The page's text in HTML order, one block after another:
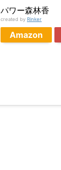
パワー森林香
created by Rinker
Amazon